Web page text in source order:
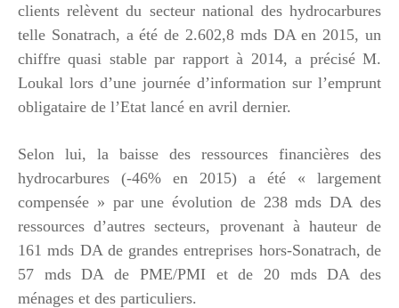
clients relèvent du secteur national des hydrocarbures
telle Sonatrach, a été de 2.602,8 mds DA en 2015, un
chiffre quasi stable par rapport à 2014, a précisé M.
Loukal lors d’une journée d’information sur l’emprunt
obligataire de l’Etat lancé en avril dernier.
Selon lui, la baisse des ressources financières des
hydrocarbures (-46% en 2015) a été « largement
compensée » par une évolution de 238 mds DA des
ressources d’autres secteurs, provenant à hauteur de
161 mds DA de grandes entreprises hors-Sonatrach, de
57 mds DA de PME/PMI et de 20 mds DA des
ménages et des particuliers.